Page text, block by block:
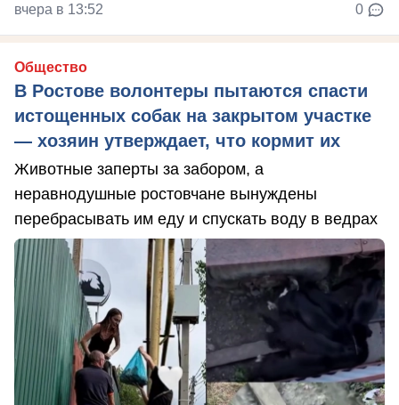
вчера в 13:52 0
Общество
В Ростове волонтеры пытаются спасти
истощенных собак на закрытом участке
— хозяин утверждает, что кормит их
Животные заперты за забором, а
неравнодушные ростовчане вынуждены
перебрасывать им еду и спускать воду в ведрах